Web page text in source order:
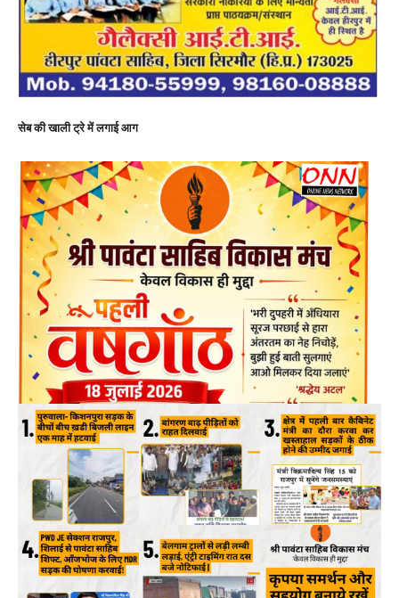
सेब की खाली ट्रे में लगाई आग